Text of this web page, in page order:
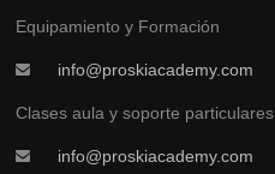
Equipamiento y Formación
info@proskiacademy.com
Clases aula y soporte particulares
info@proskiacademy.com